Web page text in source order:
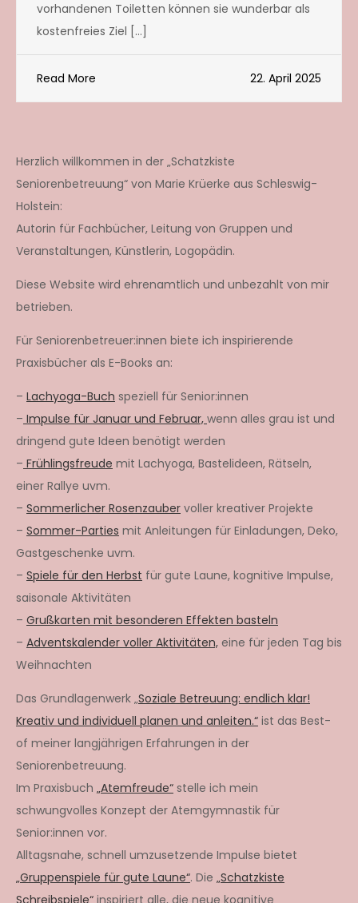
vorhandenen Toiletten können sie wunderbar als
kostenfreies Ziel […]
Read More 22. April 2025
Herzlich willkommen in der „Schatzkiste
Seniorenbetreuung“ von Marie Krüerke aus Schleswig-
Holstein:
Autorin für Fachbücher, Leitung von Gruppen und
Veranstaltungen, Künstlerin, Logopädin.
Diese Website wird ehrenamtlich und unbezahlt von mir
betrieben.
Für Seniorenbetreuer:innen biete ich inspirierende
Praxisbücher als E-Books an:
– Lachyoga-Buch speziell für Senior:innen
– Impulse für Januar und Februar, wenn alles grau ist und
dringend gute Ideen benötigt werden
– Frühlingsfreude mit Lachyoga, Bastelideen, Rätseln,
einer Rallye uvm.
– Sommerlicher Rosenzauber voller kreativer Projekte
– Sommer-Parties mit Anleitungen für Einladungen, Deko,
Gastgeschenke uvm.
– Spiele für den Herbst für gute Laune, kognitive Impulse,
saisonale Aktivitäten
– Grußkarten mit besonderen Effekten basteln
– Adventskalender voller Aktivitäten, eine für jeden Tag bis
Weihnachten
Das Grundlagenwerk „Soziale Betreuung: endlich klar!
Kreativ und individuell planen und anleiten.“ ist das Best-
of meiner langjährigen Erfahrungen in der
Seniorenbetreuung.
Im Praxisbuch „Atemfreude“ stelle ich mein
schwungvolles Konzept der Atemgymnastik für
Senior:innen vor.
Alltagsnahe, schnell umzusetzende Impulse bietet
„Gruppenspiele für gute Laune“. Die „Schatzkiste